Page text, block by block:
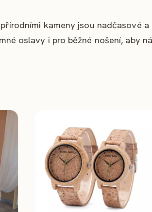
kameny jsou nadčasové
oslavy i pro běžné nošení, aby